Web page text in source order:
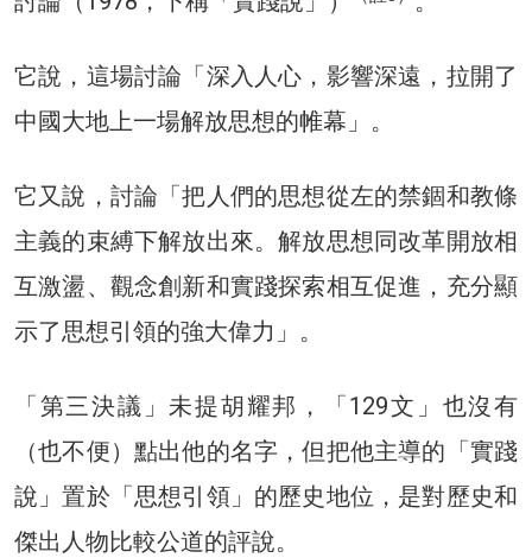
它說，這場討論「深入人心，影響深遠，拉開了
中國大地上一場解放思想的帷幕」。
它又說，討論「把人們的思想從左的禁錮和教條
主義的束縛下解放出來。解放思想同改革開放相
互激盪、觀念創新和實踐探索相互促進，充分顯
示了思想引領的強大偉力」。
「第三決議」未提胡耀邦，「129文」也沒有
（也不便）點出他的名字，但把他主導的「實踐
說」置於「思想引領」的歷史地位，是對歷史和
傑出人物比較公道的評說。